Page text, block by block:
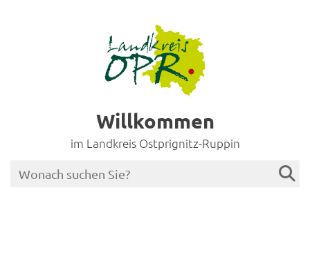
Willkommen
im Landkreis Ostprignitz-Ruppin